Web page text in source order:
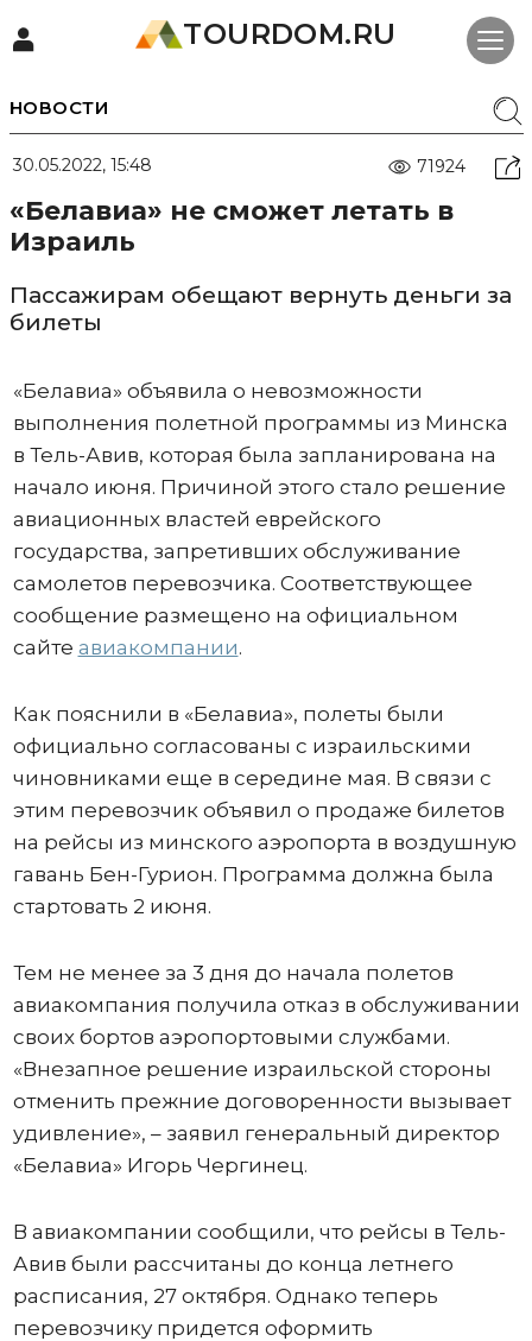
TOURDOM.RU
НОВОСТИ
30.05.2022, 15:48 71924
«Белавиа» не сможет летать в
Израиль
Пассажирам обещают вернуть деньги за
билеты
«Белавиа» объявила о невозможности
выполнения полетной программы из Минска
в Тель-Авив, которая была запланирована на
начало июня. Причиной этого стало решение
авиационных властей еврейского
государства, запретивших обслуживание
самолетов перевозчика. Соответствующее
сообщение размещено на официальном
сайте авиакомпании.
Как пояснили в «Белавиа», полеты были
официально согласованы с израильскими
чиновниками еще в середине мая. В связи с
этим перевозчик объявил о продаже билетов
на рейсы из минского аэропорта в воздушную
гавань Бен-Гурион. Программа должна была
стартовать 2 июня.
Тем не менее за 3 дня до начала полетов
авиакомпания получила отказ в обслуживании
своих бортов аэропортовыми службами.
«Внезапное решение израильской стороны
отменить прежние договоренности вызывает
удивление», – заявил генеральный директор
«Белавиа» Игорь Чергинец.
В авиакомпании сообщили, что рейсы в Тель-
Авив были рассчитаны до конца летнего
расписания, 27 октября. Однако теперь
перевозчику придется оформить